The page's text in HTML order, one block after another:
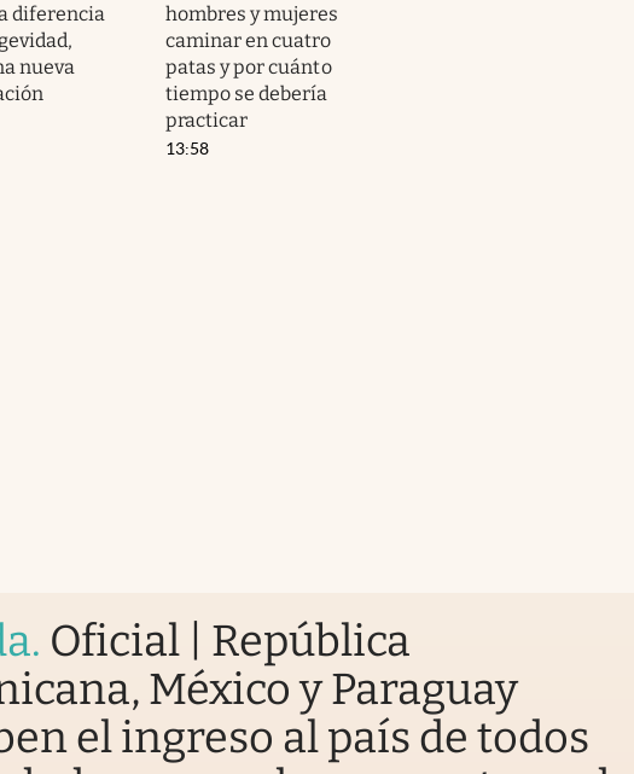
diferencia
nueva
hombres y mujeres
caminar en cuatro
patas y por cuánto
tiempo se debería
practicar
13:58
. Oficial | República
México y Paraguay
el ingreso al país de todos